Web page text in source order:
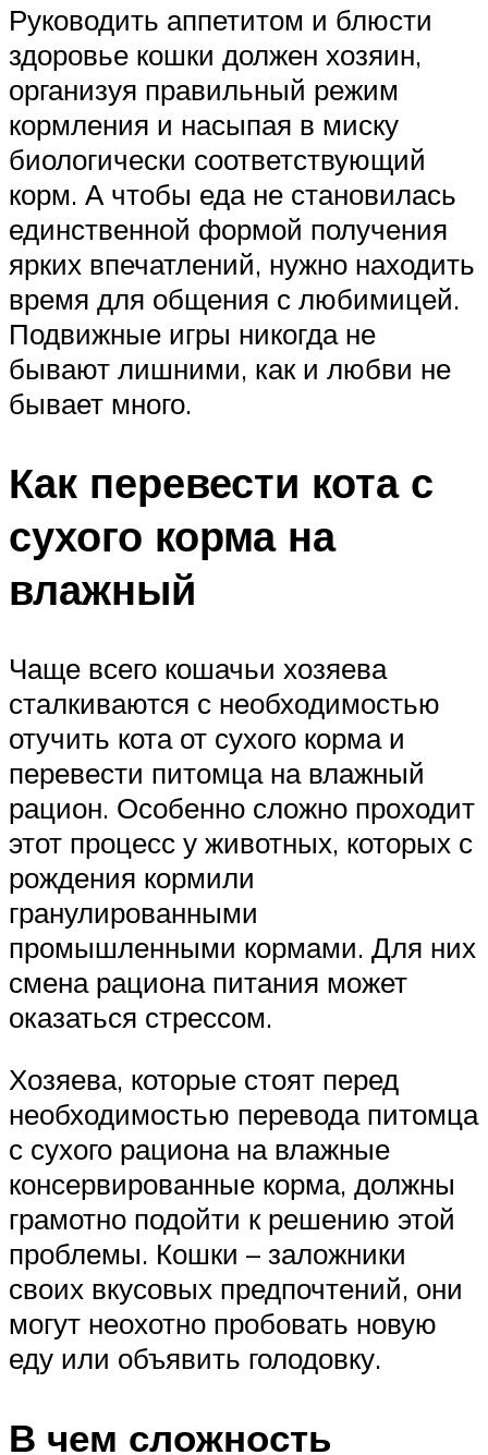
Руководить аппетитом и блюсти
здоровье кошки должен хозяин,
организуя правильный режим
кормления и насыпая в миску
биологически соответствующий
корм. А чтобы еда не становилась
единственной формой получения
ярких впечатлений, нужно находить
время для общения с любимицей.
Подвижные игры никогда не
бывают лишними, как и любви не
бывает много.
Как перевести кота с
сухого корма на
влажный
Чаще всего кошачьи хозяева
сталкиваются с необходимостью
отучить кота от сухого корма и
перевести питомца на влажный
рацион. Особенно сложно проходит
этот процесс у животных, которых с
рождения кормили
гранулированными
промышленными кормами. Для них
смена рациона питания может
оказаться стрессом.
Хозяева, которые стоят перед
необходимостью перевода питомца
с сухого рациона на влажные
консервированные корма, должны
грамотно подойти к решению этой
проблемы. Кошки – заложники
своих вкусовых предпочтений, они
могут неохотно пробовать новую
еду или объявить голодовку.
В чем сложность